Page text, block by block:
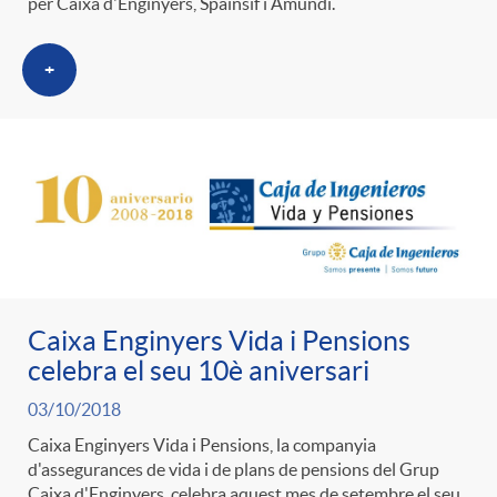
+
Caixa Enginyers Vida i Pensions
celebra el seu 10è aniversari
03/10/2018
Caixa Enginyers Vida i Pensions, la companyia
d'assegurances de vida i de plans de pensions del Grup